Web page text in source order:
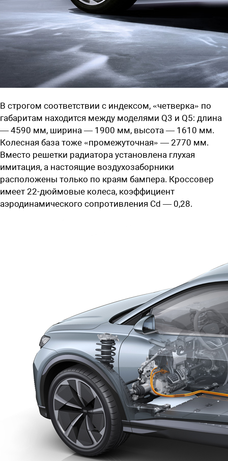
В строгом соответствии с индексом, «четверка» по
габаритам находится между моделями Q3 и Q5: длина
— 4590 мм, ширина — 1900 мм, высота — 1610 мм.
Колесная база тоже «промежуточная» — 2770 мм.
Вместо решетки радиатора установлена глухая
имитация, а настоящие воздухозаборники
расположены только по краям бампера. Кроссовер
имеет 22-дюймовые колеса, коэффициент
аэродинамического сопротивления Cd — 0,28.